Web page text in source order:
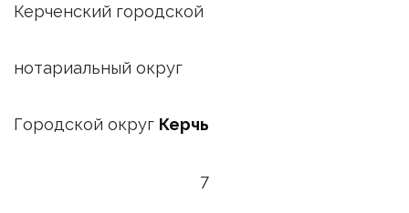
Керченский городской
нотариальный округ
Городской округ Керчь
7